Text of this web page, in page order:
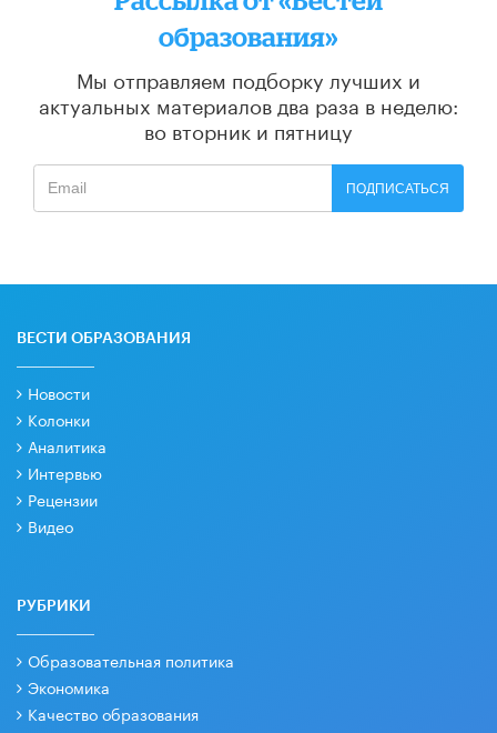
образования»
Мы отправляем подборку лучших и
актуальных материалов два раза в неделю:
во вторник и пятницу
ПОДПИСАТЬСЯ
ВЕСТИ ОБРАЗОВАНИЯ
Новости
Колонки
Аналитика
Интервью
Рецензии
Видео
РУБРИКИ
Образовательная политика
Экономика
Качество образования